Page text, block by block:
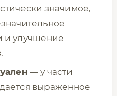
значимое,
и улучшение
— у части
выраженное